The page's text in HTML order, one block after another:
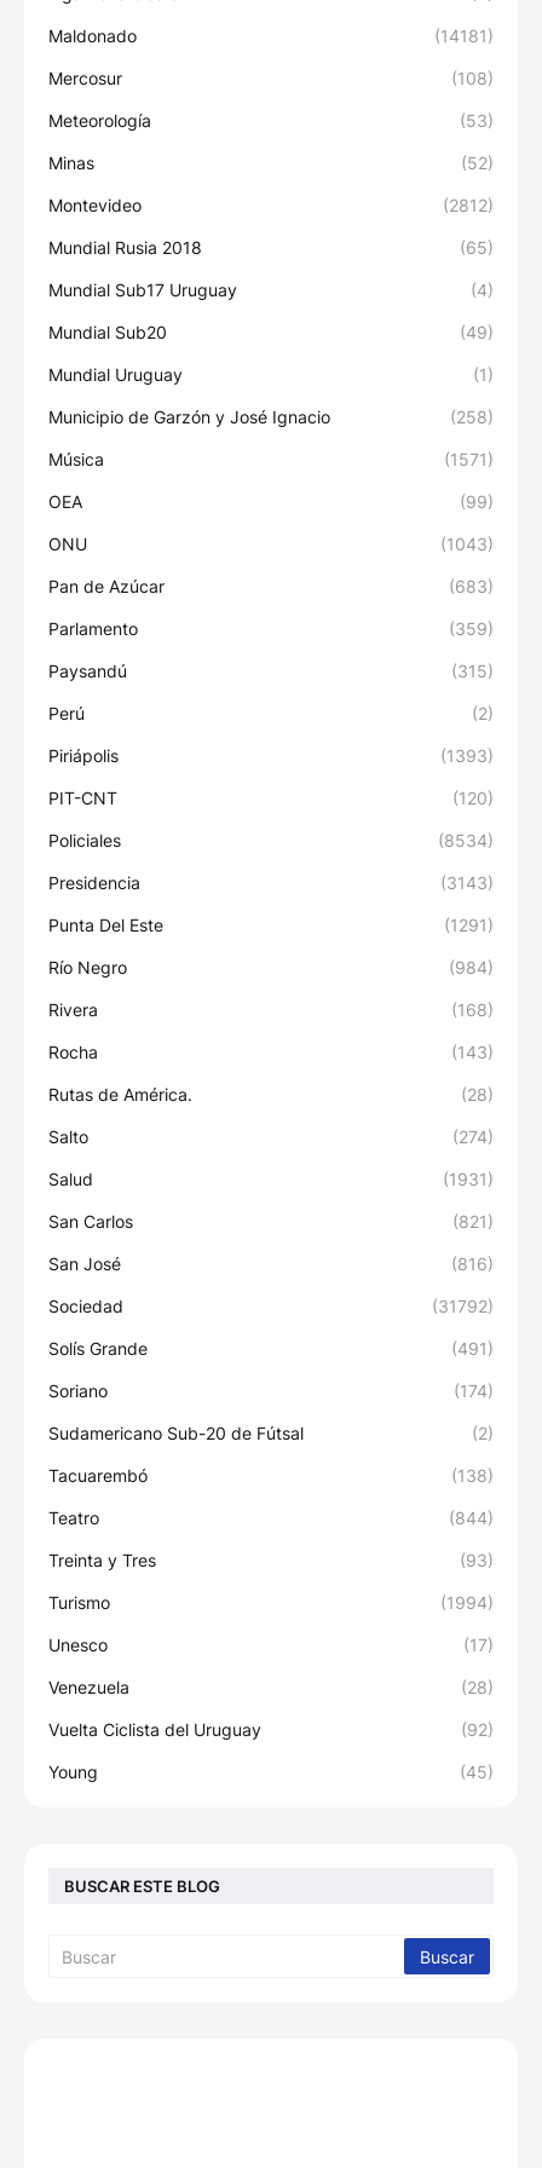
Maldonado (14181)
Mercosur (108)
Meteorología (53)
Minas (52)
Montevideo (2812)
Mundial Rusia 2018 (65)
Mundial Sub17 Uruguay (4)
Mundial Sub20 (49)
Mundial Uruguay (1)
Municipio de Garzón y José Ignacio (258)
Música (1571)
OEA (99)
ONU (1043)
Pan de Azúcar (683)
Parlamento (359)
Paysandú (315)
Perú (2)
Piriápolis (1393)
PIT-CNT (120)
Policiales (8534)
Presidencia (3143)
Punta Del Este (1291)
Río Negro (984)
Rivera (168)
Rocha (143)
Rutas de América. (28)
Salto (274)
Salud (1931)
San Carlos (821)
San José (816)
Sociedad (31792)
Solís Grande (491)
Soriano (174)
Sudamericano Sub-20 de Fútsal (2)
Tacuarembó (138)
Teatro (844)
Treinta y Tres (93)
Turismo (1994)
Unesco (17)
Venezuela (28)
Vuelta Ciclista del Uruguay (92)
Young (45)
BUSCAR ESTE BLOG